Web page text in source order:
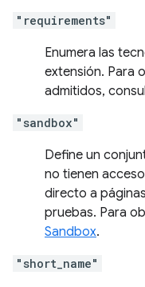
"requirements"
Enumera las
extensión. Para
admitidos,
"sandbox"
Define un
no tienen
directo a
pruebas. Para
Sandbox.
"short_name"